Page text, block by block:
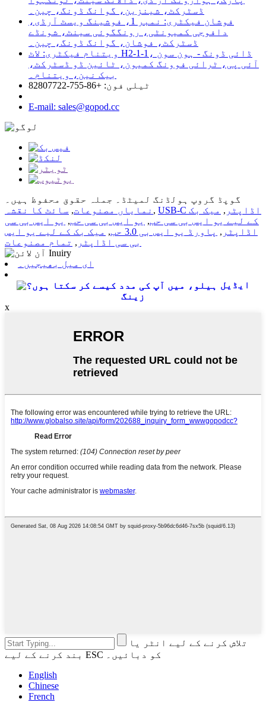
ڈسٹرکٹ، شینزین، گوانگ ڈونگ، چین۔
فوشان فیکٹری: نمبر 1، فوشینگ ویسٹ آرڈی،
دافوجی کمیونٹی، رونگگوئی سینٹ، شونڈے
ڈسٹرکٹ، فوشان، گوانگ ڈونگ، چین۔
ویتنام فیکٹری: لاٹ H2-1-1، ڈائی ڈونگ - ہون سون
آئی پی، ٹرائی فوونگ کمیون، ٹائین ڈو ڈسٹرکٹ،
بیک نین، ویتنام۔
ٹیلی فون: +86-755-82807722
E-mail: sales@gopod.cc
گوپڈ گروپ ہولڈنگ لمیٹڈ۔ جملہ حقوق محفوظ ہیں۔
نمایاں مصنوعات, سائٹ کا نقشہ , USB-C اڈاپٹر , میک بک
کے لیے یو ایس بی سی حب, یو ایس بی سی حب, یو ایس بی سی
اڈاپٹر , پاورڈ یو ایس بی 3.0 حب , میک بک کے لیے یو ایس
بی سی اڈاپٹر , تمام مصنوعات
ای میل بھیجیں۔
ایڈیل
زینگ
x
تلاش کرنے کے لیے انٹر یا
بند کرنے کے لیے ESC کو دبائیں۔
English
Chinese
French